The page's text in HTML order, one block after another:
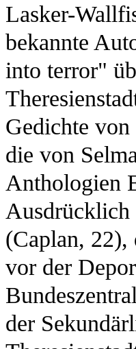
Lasker-
bekannte
into terror"
Gedichte
die von
Anthologien
Ausdrücklich
(Caplan,
vor der
der